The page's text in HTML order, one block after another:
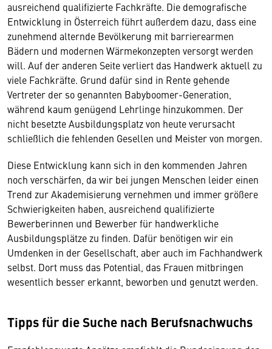
ausreichend qualifizierte Fachkräfte. Die demografische
Entwicklung in Österreich führt außerdem dazu, dass eine
zunehmend alternde Bevölkerung mit barrierearmen
Bädern und modernen Wärmekonzepten versorgt werden
will. Auf der anderen Seite verliert das Handwerk aktuell zu
viele Fachkräfte. Grund dafür sind in Rente gehende
Vertreter der so genannten Babyboomer-Generation,
während kaum genügend Lehrlinge hinzukommen. Der
nicht besetzte Ausbildungsplatz von heute verursacht
schließlich die fehlenden Gesellen und Meister von morgen.
Diese Entwicklung kann sich in den kommenden Jahren
noch verschärfen, da wir bei jungen Menschen leider einen
Trend zur Akademisierung vernehmen und immer größere
Schwierigkeiten haben, ausreichend qualifizierte
Bewerberinnen und Bewerber für handwerkliche
Ausbildungsplätze zu finden. Dafür benötigen wir ein
Umdenken in der Gesellschaft, aber auch im Fachhandwerk
selbst. Dort muss das Potential, das Frauen mitbringen
wesentlich besser erkannt, beworben und genutzt werden.
Tipps für die Suche nach Berufsnachwuchs